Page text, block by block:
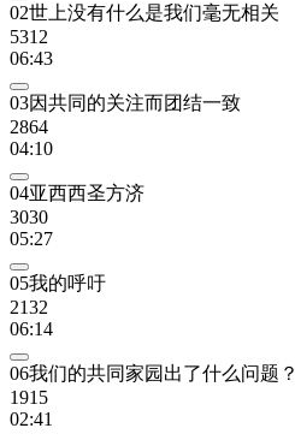
02世上没有什么是我们毫无相关
5312
06:43
03因共同的关注而团结一致
2864
04:10
04亚西西圣方济
3030
05:27
05我的呼吁
2132
06:14
06我们的共同家园出了什么问题？
1915
02:41